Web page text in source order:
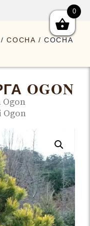
/СОСНА / СОСНА
OGON
Ogon
0